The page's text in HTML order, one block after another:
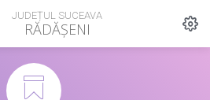
JUDEȚUL SUCEAVA
RĂDĂȘENI